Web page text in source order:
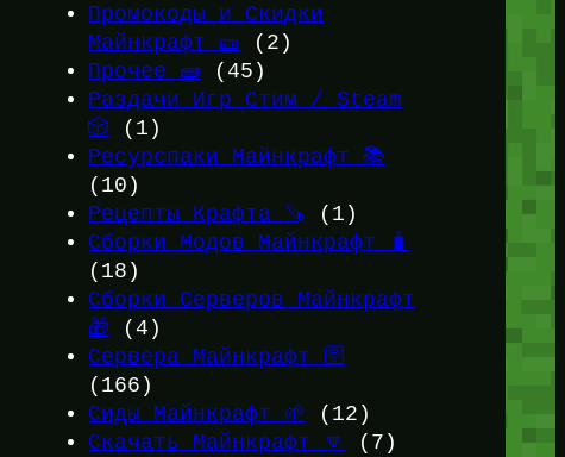
Промокоды и Скидки
Майнкрафт 🎫
(2)
Прочее 🧱 (45)
Раздачи Игр Стим / Steam
🎲 (1)
Ресурспаки Майнкрафт 📚
(10)
Рецепты Крафта 🪚 (1)
Сборки Модов Майнкрафт 🧳
(18)
Сборки Серверов Майнкрафт
🎁 (4)
Сервера Майнкрафт 🛜
(166)
Сиды Майнкрафт 🌱
(12)
Скачать Майнкрафт 🔽
(7)